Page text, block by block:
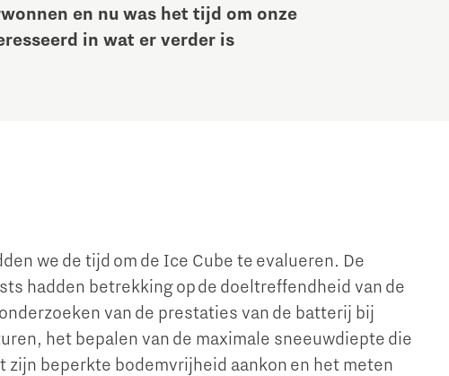
Brainport Industries Campus
en nu was het tijd om onze
in wat er verder is
we de tijd om de Ice Cube te evalueren. De
hadden betrekking op de doeltreffendheid van de
van de prestaties van de batterij bij
het bepalen van de maximale sneeuwdiepte die
zijn beperkte bodemvrijheid aankon en het meten